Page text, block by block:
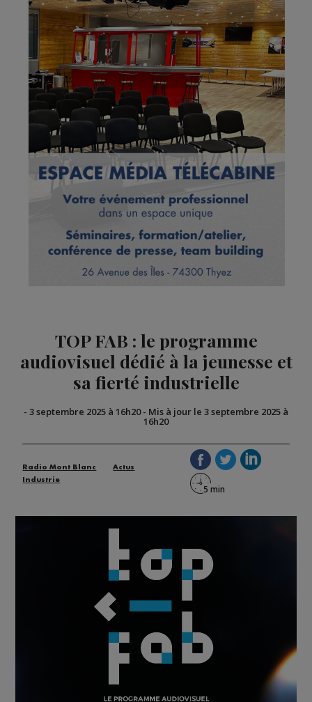
TOP FAB : le programme
audiovisuel dédié à la jeunesse et
sa fierté industrielle
- 3 septembre 2025 à 16h20- Mis à jour le 3 septembre 2025 à
16h20
Radio Mont Blanc
Actus
Industrie